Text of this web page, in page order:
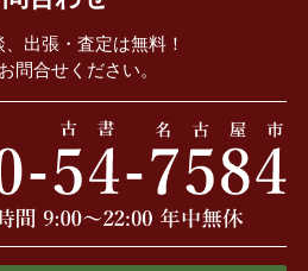
出張・査定は無料！
問合せください。